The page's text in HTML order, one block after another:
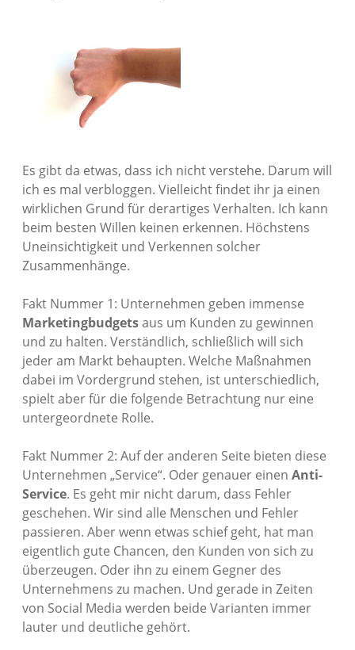
Es gibt da etwas, dass ich nicht verstehe. Darum will
ich es mal verbloggen. Vielleicht findet ihr ja einen
wirklichen Grund für derartiges Verhalten. Ich kann
beim besten Willen keinen erkennen. Höchstens
Uneinsichtigkeit und Verkennen solcher
Zusammenhänge.
Fakt Nummer 1: Unternehmen geben immense
Marketingbudgetsaus um Kunden zu gewinnen
und zu halten. Verständlich, schließlich will sich
jeder am Markt behaupten. Welche Maßnahmen
dabei im Vordergrund stehen, ist unterschiedlich,
spielt aber für die folgende Betrachtung nur eine
untergeordnete Rolle.
Fakt Nummer 2: Auf der anderen Seite bieten diese
Unternehmen „Service“. Oder genauer einen Anti-
Service. Es geht mir nicht darum, dass Fehler
geschehen. Wir sind alle Menschen und Fehler
passieren. Aber wenn etwas schief geht, hat man
eigentlich gute Chancen, den Kunden von sich zu
überzeugen. Oder ihn zu einem Gegner des
Unternehmens zu machen. Und gerade in Zeiten
von Social Media werden beide Varianten immer
lauter und deutliche gehört.